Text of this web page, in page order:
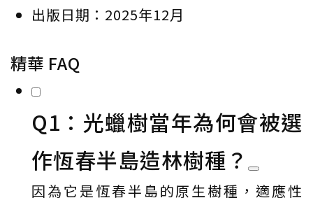
出版日期：2025年12月
精華 FAQ
Q1：光蠟樹當年為何會被選
作恆春半島造林樹種？
因為它是恆春半島的原生樹種，適應性